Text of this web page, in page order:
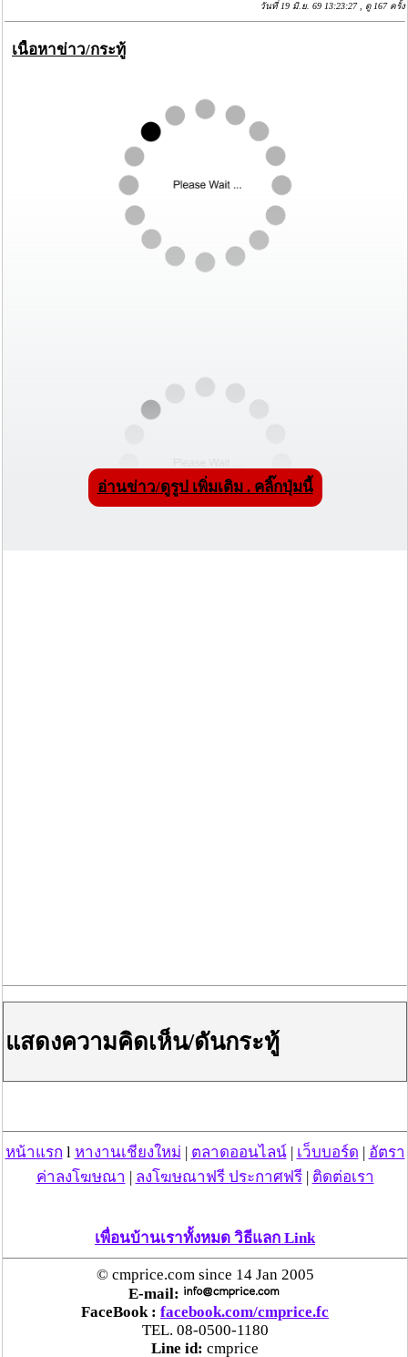
วันที่ 19 มิ.ย. 69 13:23:27 , ดู 167 ครั้ง
เนื้อหาข่าว/กระทู้
อ่านข่าว/ดูรูป เพิ่มเติม . คลิ๊กปุ่มนี้
แสดงความคิดเห็น/ดันกระทู้
หน้าแรก l หางานเชียงใหม่ ตลาดออนไลน์| เว็บบอร์ด
อัตรา
ค่าลงโฆษณา
ลงโฆษณาฟรี ประกาศฟรี| ติดต่อเรา
เพื่อนบ้านเราทั้งหมด วิธีแลก Link
© cmprice.com since 14 Jan 2005
E-mail:
FaceBook : facebook.com/cmprice.fc
TEL. 08-0500-1180
Line id: cmprice